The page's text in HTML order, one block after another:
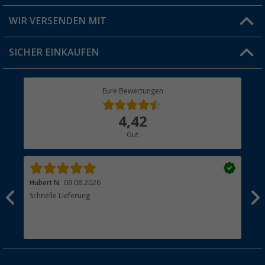
Jobs & Karriere
Versandinformationen
Rücksendung
WIR VERSENDEN MIT
SICHER EINKAUFEN
Eure Bewertungen
4,42
Gut
Hubert N. 09.08.2026
Schnelle Lieferung